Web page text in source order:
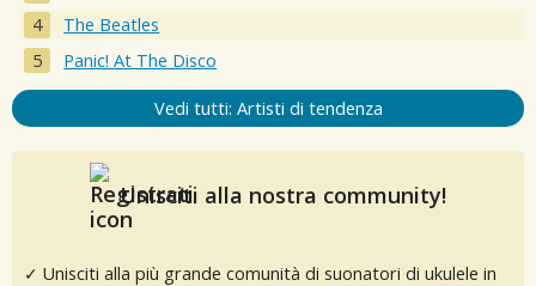
The Beatles
Panic! At The Disco
Vedi tutti: Artisti di tendenza
Unisciti alla nostra community!
✓ Unisciti alla più grande comunità di suonatori di ukulele in